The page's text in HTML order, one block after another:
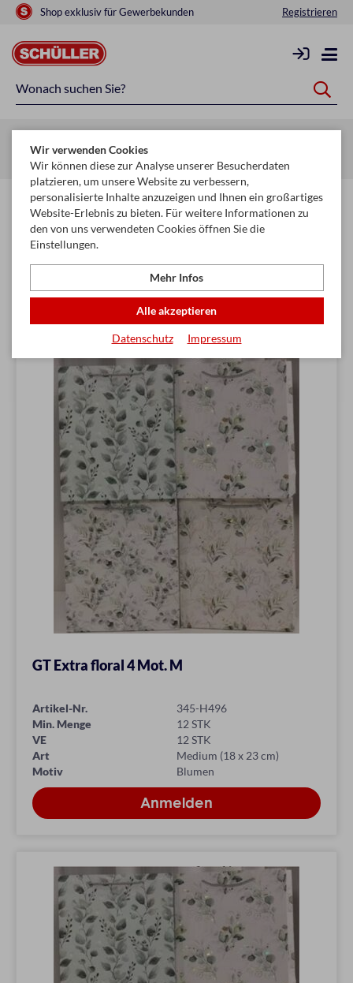
Shop exklusiv für Gewerbekunden Registrieren
Geschenktaschen Extra
Geschenktaschen Extra
Filtern & Sortieren
2 3 keyboard_arrow_right
Seite
GT Extra floral 4 Mot. M
Artikel-Nr.
345-H496
Min. Menge
12 STK
VE
12 STK
Art
Medium (18 x 23 cm)
Motiv
Blumen
Wir verwenden Cookies
Wir können diese zur Analyse unserer Besucherdaten
platzieren, um unsere Website zu verbessern,
personalisierte Inhalte anzuzeigen und Ihnen ein großartiges
Website-Erlebnis zu bieten. Für weitere Informationen zu
den von uns verwendeten Cookies öffnen Sie die
Einstellungen.
Mehr Infos
Alle akzeptieren
Datenschutz Impressum